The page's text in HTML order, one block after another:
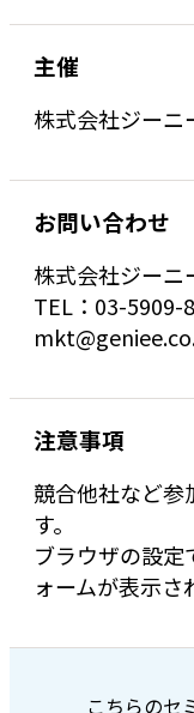
主催
株式会社ジーニ
お問い合わせ
株式会社ジーニ
TEL：03-5909-
注意事項
競合他社など参
す。
ブラウザの設
ォームが表示さ
こちらのセ